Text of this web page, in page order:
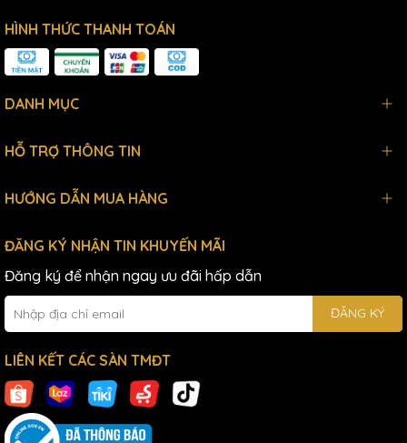
HÌNH THỨC THANH TOÁN
DANH MỤC
HỖ TRỢ THÔNG TIN
HƯỚNG DẪN MUA HÀNG
ĐĂNG KÝ NHẬN TIN KHUYẾN MÃI
Đăng ký để nhận ngay ưu đãi hấp dẫn
ĐĂNG KÝ
LIÊN KẾT CÁC SÀN TMĐT